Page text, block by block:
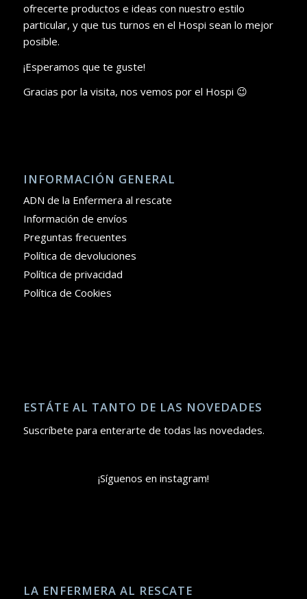
ofrecerte productos e ideas con nuestro estilo
particular, y que tus turnos en el Hospi sean lo mejor
posible.
¡Esperamos que te guste!
Gracias por la visita, nos vemos por el Hospi 😉
INFORMACIÓN GENERAL
ADN de la Enfermera al rescate
Información de envíos
Preguntas frecuentes
Política de devoluciones
Política de privacidad
Política de Cookies
ESTÁTE AL TANTO DE LAS NOVEDADES
Suscríbete para enterarte de todas las novedades.
¡Síguenos en instagram!
LA ENFERMERA AL RESCATE